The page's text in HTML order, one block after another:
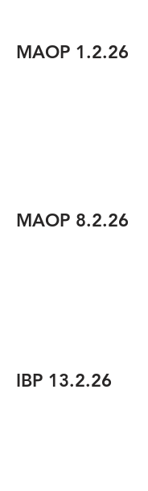
MAOP 1.2.26
MAOP 8.2.26
IBP 13.2.26